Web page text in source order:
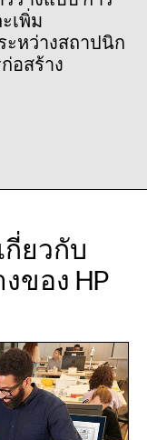
เพิ่ม
หว่างสถาปนิก
อสร้าง
ยวกับ
ของ HP